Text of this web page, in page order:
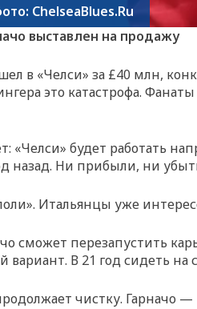
ChelseaBlues.Ru
выставлен на продажу
в «Челси» за £40 млн,
это катастрофа.
«Челси» будет работать
назад. Ни прибыли, ни
Итальянцы уже
сможет перезапустить
вариант. В 21 год сидеть
чистку. Гарначо